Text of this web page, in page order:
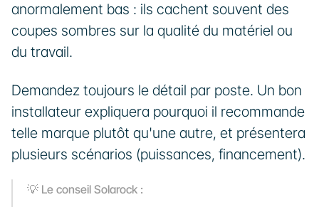
anormalement bas : ils cachent souvent des
coupes sombres sur la qualité du matériel ou
du travail.
Demandez toujours le détail par poste. Un bon
installateur expliquera pourquoi il recommande
telle marque plutôt qu'une autre, et présentera
plusieurs scénarios (puissances, financement).
💡 Le conseil Solarock :